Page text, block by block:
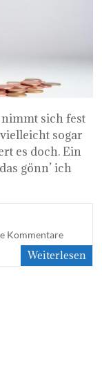
sich fest
sogar
es doch. Ein
gönn’ ich
Kommentare
Weiterlesen